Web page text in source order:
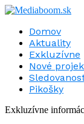
Domov
Aktuality
Exkluzívne
Nové
Pikošky
Exkluzívne